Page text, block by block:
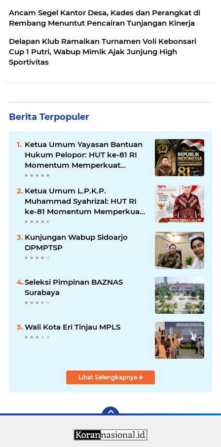
Ancam Segel Kantor Desa, Kades dan Perangkat di
Rembang Menuntut Pencairan Tunjangan Kinerja
Delapan Klub Ramaikan Turnamen Voli Kebonsari
Cup 1 Putri, Wabup Mimik Ajak Junjung High
Sportivitas
Berita Terpopuler
Ketua Umum Yayasan Bantuan
Hukum Pelopor: HUT ke-81 RI
Momentum Memperkuat
Keadilan, Persatuan, dan
Ketua Umum L.P.K.P.
Muhammad Syahrizal: HUT RI
ke-81 Momentum Memperkuat
Persatuan dan Keadilan bagi
Seluruh Rakyat Indonesia.
Kunjungan Wabup Sidoarjo
DPMPTSP
Seleksi Pimpinan BAZNAS
Surabaya
Wali Kota Eri Tinjau MPLS
Lihat Selengkapnya